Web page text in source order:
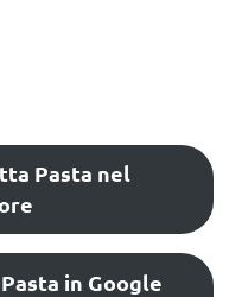
Pasta nel
in Google